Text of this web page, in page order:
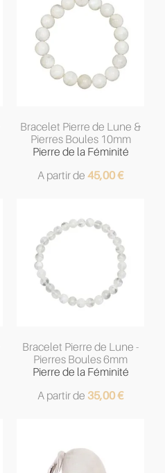
Bracelet Pierre de Lune &
Pierres Boules 10mm
Pierre de la Féminité
A partir de 45,00€
Bracelet Pierre de Lune -
Pierres Boules 6mm
Pierre de la Féminité
A partir de 35,00€